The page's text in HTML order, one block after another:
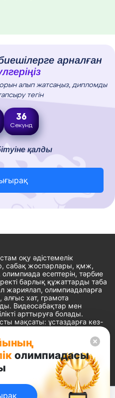
олимпиадасы
арналған
орын алып жатсаңыз, дипломды
тегін
35
Секунд
қалды
оқу әдістемелік
сабақ жоспарлары, қмж,
есептерін, тәрбие
барлық құжаттарды таба
жариялап, олимпиадаларға
хат, грамота
Видеосабақтар мен
арттыруға болады.
мақсаты: ұстаздарға кез-
білім алуына мүмкіндік
мәселелеріне
шығармашылық жұмыспен
сапалы білім бере
бере аламыз» - деген